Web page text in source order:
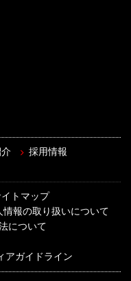
採用情報
トマップ
情報の取り扱いについて
について
アガイドライン